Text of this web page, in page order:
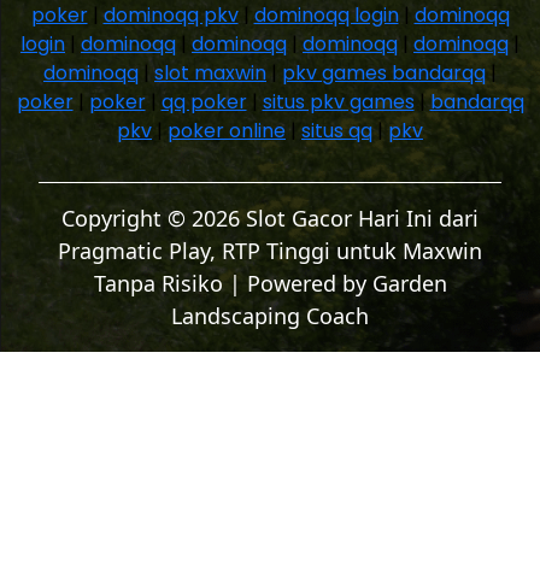
poker| dominoqq pkv| dominoqq login| dominoqq
login | dominoqq | dominoqq | dominoqq | dominoqq |
dominoqq | slot maxwin | pkv games bandarqq |
poker| poker| qq poker| situs pkv games| bandarqq
pkv | poker online | situs qq | pkv
Copyright © 2026 Slot Gacor Hari Ini dari
Pragmatic Play, RTP Tinggi untuk Maxwin
Tanpa Risiko | Powered by Garden
Landscaping Coach